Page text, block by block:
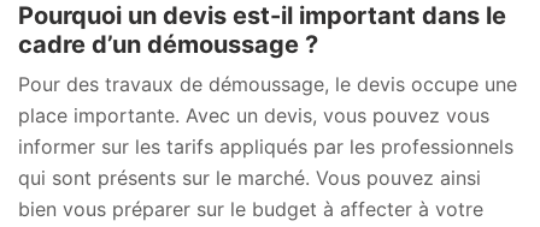
Pourquoi un devis est-il important dans le
cadre d’un démoussage ?
Pour des travaux de démoussage, le devis occupe une
place importante. Avec un devis, vous pouvez vous
informer sur les tarifs appliqués par les professionnels
qui sont présents sur le marché. Vous pouvez ainsi
bien vous préparer sur le budget à affecter à votre